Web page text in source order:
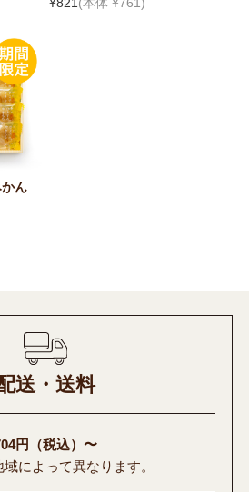
かん
送・送料
円（税込）〜
によって異なります。